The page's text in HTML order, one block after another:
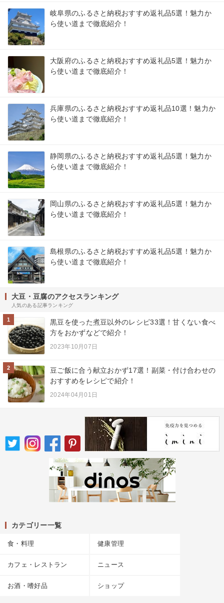
岐阜県のふるさと納税おすすめ返礼品5選！魅力か
ら使い道まで徹底紹介！
大阪府のふるさと納税おすすめ返礼品5選！魅力か
ら使い道まで徹底紹介！
兵庫県のふるさと納税おすすめ返礼品10選！魅力か
ら使い道まで徹底紹介！
静岡県のふるさと納税おすすめ返礼品5選！魅力か
ら使い道まで徹底紹介！
岡山県のふるさと納税おすすめ返礼品5選！魅力か
ら使い道まで徹底紹介！
島根県のふるさと納税おすすめ返礼品5選！魅力か
ら使い道まで徹底紹介！
大豆・豆腐のアクセスランキング
人気のある記事ランキング
1
黒豆を使った煮豆以外のレシピ33選！甘くない食べ
方をおかずなどで紹介！
2023年10月07日
2
豆ご飯に合う献立おかず17選！副菜・付け合わせの
おすすめをレシピで紹介！
2024年04月01日
カテゴリー一覧
食・料理 健康管理
カフェ・レストラン ニュース
お酒・嗜好品 ショップ